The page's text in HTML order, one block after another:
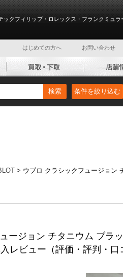
ックフィリップ・ロレックス・フランクミュ
はじめての方へ お問い合わせ
検索 条件を絞り込む
> ウブロ クラシックフュージョン
ージョン チタニウム ブラ
レビュー（評価・評判・口